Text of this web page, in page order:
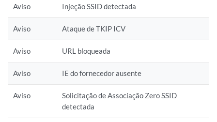
Aviso Injeção SSID detectada
Aviso Ataque de TKIP ICV
Aviso URL bloqueada
Aviso IE do fornecedor ausente
Aviso
Solicitação de Associação Zero SSID
detectada